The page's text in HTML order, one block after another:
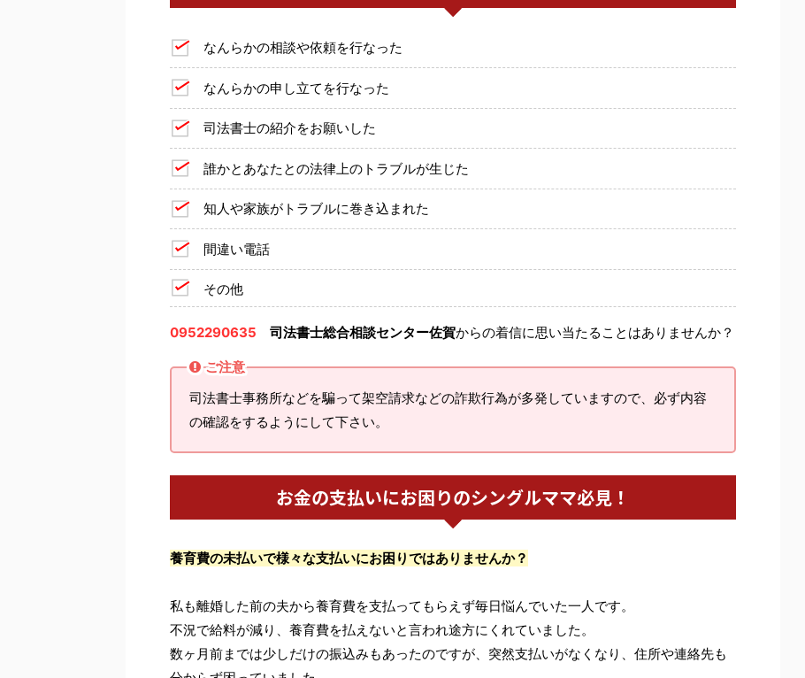
なんらかの相談や依頼を行なった
なんらかの申し立てを行なった
司法書士の紹介をお願いした
誰かとあなたとの法律上のトラブルが生じた
知人や家族がトラブルに巻き込まれた
間違い電話
その他
0952290635 司法書士総合相談センター佐賀からの着信に思い当たることはありませんか？
ご注意
司法書士事務所などを騙って架空請求などの詐欺行為が多発していますので、必ず内容
の確認をするようにして下さい。
お金の支払いにお困りのシングルママ必見！
養育費の未払いで様々な支払いにお困りではありませんか？
私も離婚した前の夫から養育費を支払ってもらえず毎日悩んでいた一人です。
不況で給料が減り、養育費を払えないと言われ途方にくれていました。
数ヶ月前までは少しだけの振込みもあったのですが、突然支払いがなくなり、住所や連絡先も